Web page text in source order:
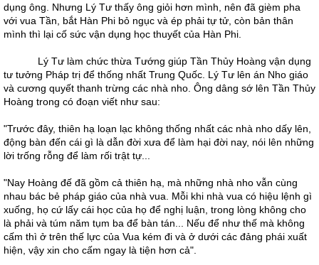
dụng ông. Nhưng Lý Tư thấy ông giỏi hơn mình, nên đã gièm pha
với vua Tần, bắt Hàn Phi bỏ ngục và ép phải tự tử, còn bản thân
mình thì lại cố sức vận dụng học thuyết của Hàn Phi.
Lý Tư làm chức thừa Tướng giúp Tần Thủy Hoàng vận dụng
tư tưởng Pháp trị để thống nhất Trung Quốc. Lý Tư lên án Nho giáo
và cương quyết thanh trừng các nhà nho. Ông dâng sớ lên Tần Thủy
Hoàng trong có đoạn viết như sau:
"Trước đây, thiên hạ loạn lạc không thống nhất các nhà nho dấy lên,
động bàn đến cái gì là dẫn đời xưa để làm hại đời nay, nói lên những
lời trống rỗng để làm rối trật tự...
"Nay Hoàng đế đã gồm cả thiên hạ, mà những nhà nho vẫn cùng
nhau bác bẻ pháp giáo của nhà vua. Mỗi khi nhà vua có hiệu lệnh gì
xuống, họ cứ lấy cái học của họ để nghị luận, trong lòng không cho
là phải và túm năm tụm ba để bàn tán... Nếu để như thế mà không
cấm thì ở trên thế lực của Vua kém đi và ở dưới các đảng phái xuất
hiện, vậy xin cho cấm ngay là tiện hơn cả".